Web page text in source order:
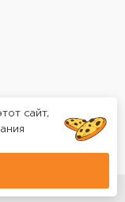
Хаус", 2025
сайт,